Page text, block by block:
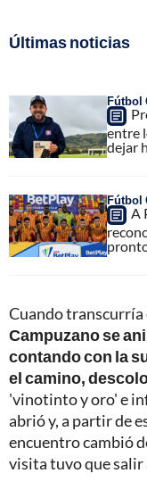
Últimas noticias
Fútbol
entre
dejar
Fútbol
A
Cuando transcurría
Campuzano se
contando con la
el camino,
'vinotinto y oro' e
abrió y, a partir de
encuentro cambió
visita tuvo que salir